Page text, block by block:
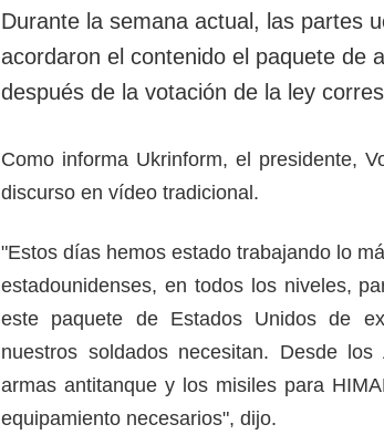
Durante la semana actual, las partes
acordaron el contenido el paquete de
después de la votación de la ley
Como informa Ukrinform, el presidente,
discurso en vídeo tradicional.
"Estos días hemos estado trabajando lo
estadounidenses, en todos los niveles,
este paquete de Estados Unidos de
nuestros soldados necesitan. Desde
armas antitanque y los misiles para
equipamiento necesarios", dijo.